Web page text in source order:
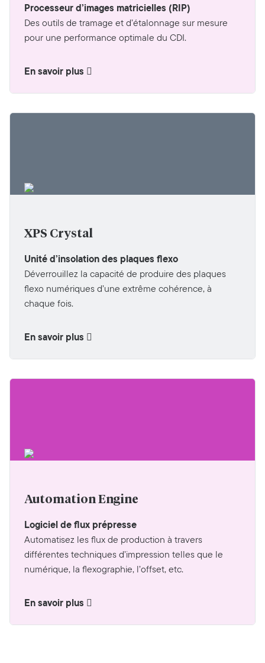
Processeur d’images matricielles (RIP)
Des outils de tramage et d’étalonnage sur mesure
pour une performance optimale du CDI.
En savoir plus
XPS Crystal
Unité d’insolation des plaques flexo
Déverrouillez la capacité de produire des plaques
flexo numériques d’une extrême cohérence, à
chaque fois.
En savoir plus
Automation Engine
Logiciel de flux prépresse
Automatisez les flux de production à travers
différentes techniques d’impression telles que le
numérique, la flexographie, l’offset, etc.
En savoir plus